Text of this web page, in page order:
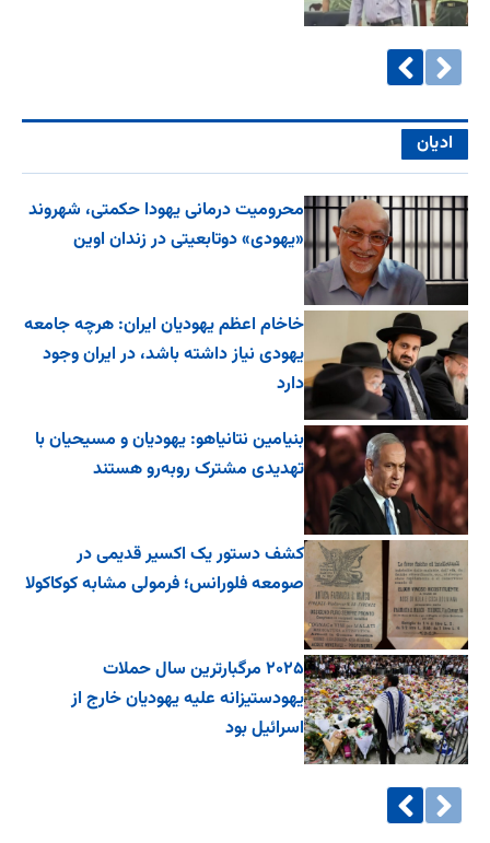
ادیان
محرومیت درمانی یهودا حکمتی، شهروند
«یهودی» دوتابعیتی در زندان اوین
خاخام اعظم یهودیان ایران: هرچه جامعه
یهودی نیاز داشته باشد، در ایران وجود
دارد
بنیامین نتانیاهو: یهودیان و مسیحیان با
تهدیدی مشترک روبه‌رو هستند
کشف دستور یک اکسیر قدیمی در
صومعه فلورانس؛ فرمولی مشابه کوکاکولا
۲۰۲۵ مرگبارترین سال حملات
یهودستیزانه علیه یهودیان خارج از
اسرائیل بود